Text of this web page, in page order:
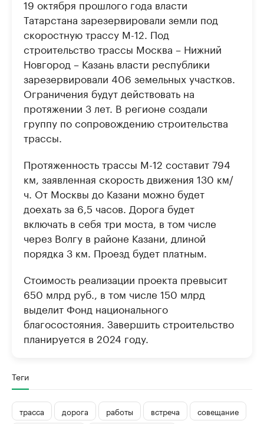
19 октября прошлого года власти
Татарстана зарезервировали земли под
скоростную трассу М-12. Под
строительство трассы Москва – Нижний
Новгород – Казань власти республики
зарезервировали 406 земельных участков.
Ограничения будут действовать на
протяжении 3 лет. В регионе создали
группу по сопровождению строительства
трассы.
Протяженность трассы М-12 составит 794
км, заявленная скорость движения 130 км/
ч. От Москвы до Казани можно будет
доехать за 6,5 часов. Дорога будет
включать в себя три моста, в том числе
через Волгу в районе Казани, длиной
порядка 3 км. Проезд будет платным.
Стоимость реализации проекта превысит
650 млрд руб., в том числе 150 млрд
выделит Фонд национального
благосостояния. Завершить строительство
планируется в 2024 году.
Теги
трасса дорога работы встреча
совещание